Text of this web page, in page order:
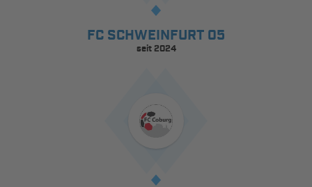
FC SCHWEINFURT 05
seit 2024